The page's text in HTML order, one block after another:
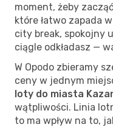
moment, żeby
które łatwo zapada
city break, spokojny
ciągle odkładasz —
W Opodo zbieramy
ceny w jednym
loty do miasta
wątpliwości. Linia
to ma wpływ na to,